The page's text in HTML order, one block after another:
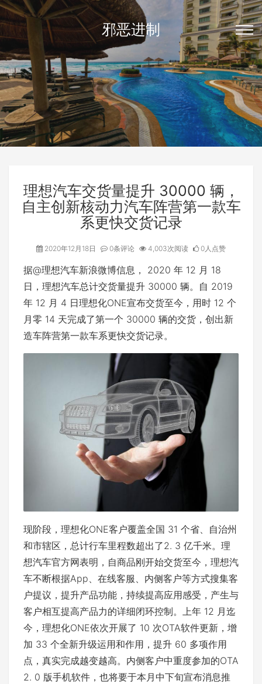
邪恶进制
理想汽车交货量提升 30000 辆，
自主创新核动力汽车阵营第一款车
系更快交货记录
2020年12月18日 0条评论 4,003次阅读 0人点赞
据@理想汽车新浪微博信息， 2020 年 12 月 18
日，理想汽车总计交货量提升 30000 辆。自 2019
年 12 月 4 日理想化ONE宣布交货至今，用时 12 个
月零 14 天完成了第一个 30000 辆的交货，创出新
造车阵营第一款车系更快交货记录。
现阶段，理想化ONE客户覆盖全国 31 个省、自治州
和市辖区，总计行车里程数超出了2. 3 亿千米。理
想汽车官方网表明，自商品刚开始交货至今，理想汽
车不断根据App、在线客服、内侧客户等方式搜集客
户提议，提升产品功能，持续提高应用感受，产生与
客户相互提高产品力的详细闭环控制。上年 12 月迄
今，理想化ONE依次开展了 10 次OTA软件更新，增
加 33 个全新升级运用和作用，提升 60 多项作用
点，真实完成越变越高。内侧客户中重度参加的OTA
2. 0 版手机软件，也将要于本月中下旬宣布消息推